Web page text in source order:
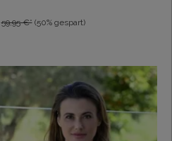
59,95 €* (50% gespart)